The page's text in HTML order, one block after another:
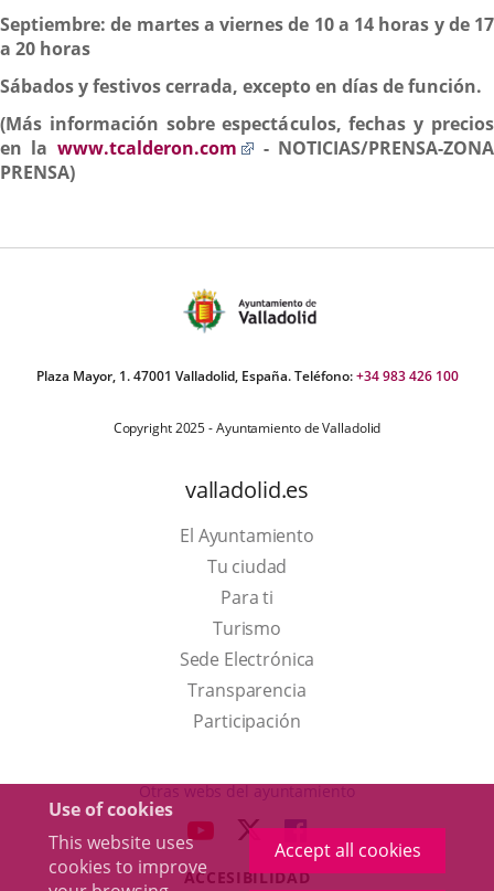
Use of cookies
This website uses
cookies to improve
Accept all cookies
Septiembre: de martes a viernes de 10 a 14 horas y de 17
a 20 horas
Sábados y festivos cerrada, excepto en días de función.
(Más información sobre espectáculos, fechas y precios
en la www.tcalderon.com
Enlace
externa.
- NOTICIAS/PRENSA-ZONA
PRENSA)
Plaza Mayor, 1. 47001 Valladolid, España. Teléfono:+34 983 426 100
Copyright 2025 - Ayuntamiento de Valladolid
valladolid.es
El Ayuntamiento
Tu ciudad
Para ti
TurismoThis
link
will
open
a
up
window.
Sede Electrónica
Transparencia
Participación
Otras webs del ayuntamiento
LINK
EXTERNAL
LINK
TO
EXTERNAL
LINK
TO
EXTERNAL
ACCESIBILIDAD